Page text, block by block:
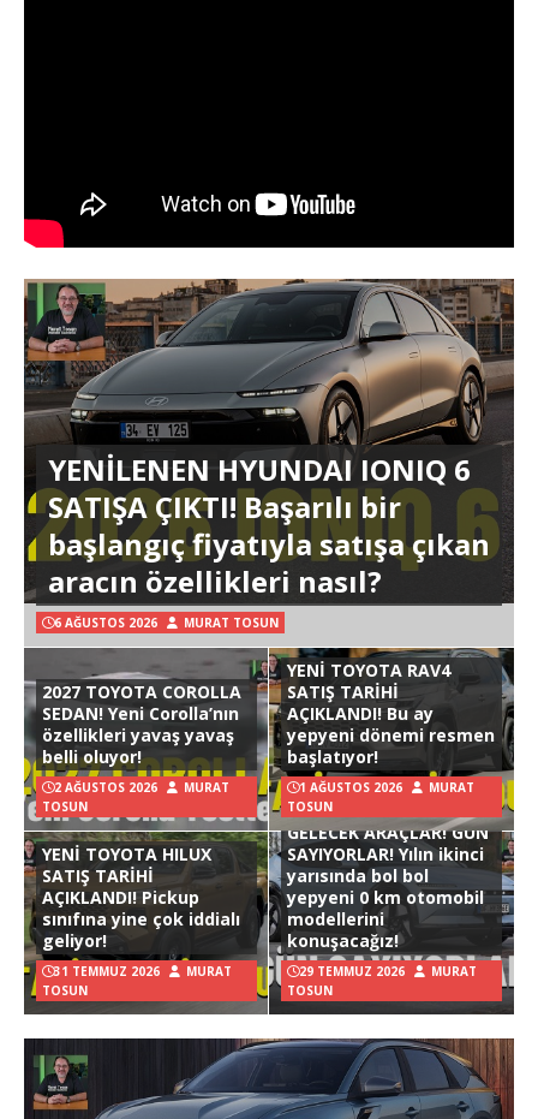
YENİLENEN HYUNDAI IONIQ 6
SATIŞA ÇIKTI! Başarılı bir
başlangıç fiyatıyla satışa çıkan
aracın özellikleri nasıl?
6 AĞUSTOS 2026 MURAT TOSUN
2027 TOYOTA COROLLA
SEDAN! Yeni Corolla’nın
özellikleri yavaş yavaş
belli oluyor!
2 AĞUSTOS 2026
MURAT
TOSUN
YENİ TOYOTA RAV4
SATIŞ TARİHİ
AÇIKLANDI! Bu ay
yepyeni dönemi resmen
başlatıyor!
1 AĞUSTOS 2026
MURAT
TOSUN
YENİ TOYOTA HILUX
SATIŞ TARİHİ
AÇIKLANDI! Pickup
sınıfına yine çok iddialı
geliyor!
31 TEMMUZ 2026
MURAT
TOSUN
GELECEK ARAÇLAR! GÜN
SAYIYORLAR! Yılın ikinci
yarısında bol bol
yepyeni 0 km otomobil
modellerini
konuşacağız!
29 TEMMUZ 2026
MURAT
TOSUN